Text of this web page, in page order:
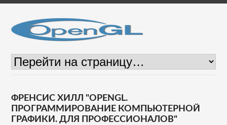
ФРЕНСИС ХИЛЛ "OPENGL.
ПРОГРАММИРОВАНИЕ КОМПЬЮТЕРНОЙ
ГРАФИКИ. ДЛЯ ПРОФЕССИОНАЛОВ"